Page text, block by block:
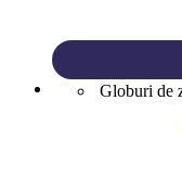
Globuri de